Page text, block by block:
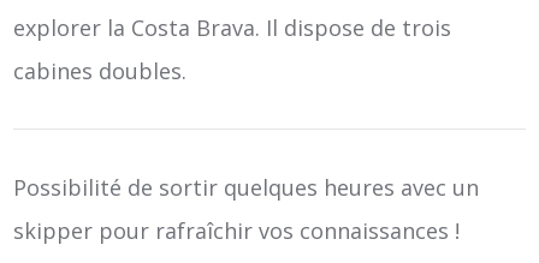
explorer la Costa Brava. Il dispose de trois
cabines doubles.
Possibilité de sortir quelques heures avec un
skipper pour rafraîchir vos connaissances !